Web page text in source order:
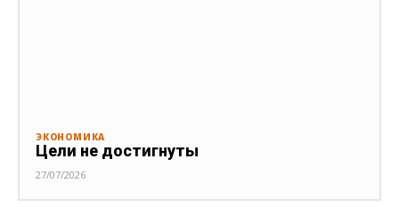
ЭКОНОМИКА
Цели не достигнуты
27/07/2026